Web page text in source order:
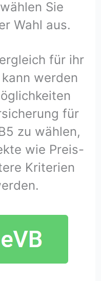
Sie
Wahl aus.
für ihr
werden
für
zu wählen,
wie Preis-
Kriterien